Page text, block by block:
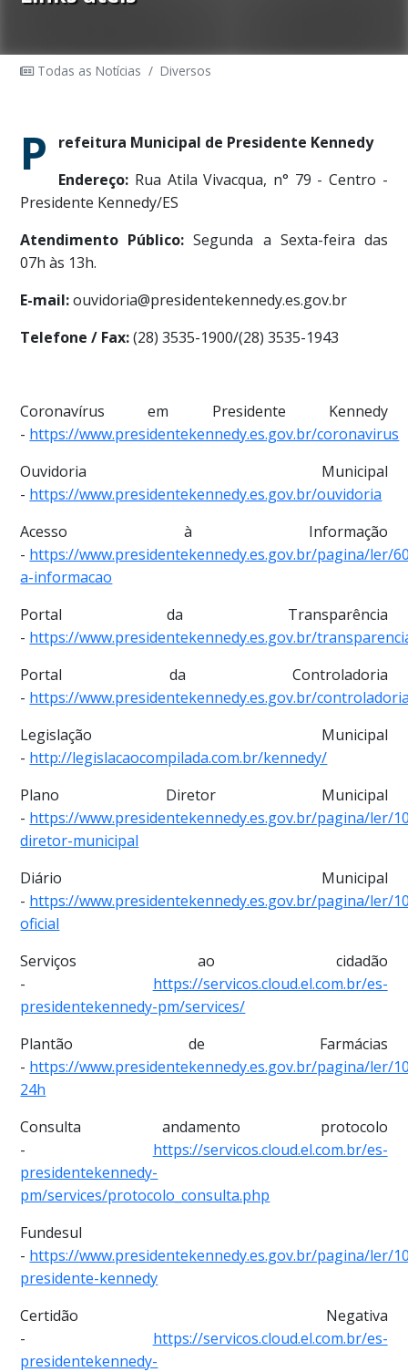
Todas as Notícias / Diversos
P
refeitura Municipal de Presidente Kennedy
Endereço: Rua Atila Vivacqua, n° 79 - Centro -
Presidente Kennedy/ES
Atendimento Público:Segunda a Sexta-feira das
07h às 13h.
E-mail:ouvidoria@presidentekennedy.es.gov.br
Telefone / Fax:(28) 3535-1900/(28) 3535-1943
Coronavírus em Presidente Kennedy
- https://www.presidentekennedy.es.gov.br/coronavirus
Ouvidoria Municipal
- https://www.presidentekennedy.es.gov.br/ouvidoria
Acesso à Informação
- https://www.presidentekennedy.es.gov.br/pagina/ler/
a-informacao
Portal da Transparência
- https://www.presidentekennedy.es.gov.br/
Portal da Controladoria
- https://www.presidentekennedy.es.gov.br/
Legislação Municipal
- http://legislacaocompilada.com.br/kennedy/
Plano Diretor Municipal
- https://www.presidentekennedy.es.gov.br/pagina/ler/
diretor-municipal
Diário Municipal
- https://www.presidentekennedy.es.gov.br/pagina/ler/
oficial
Serviços ao cidadão
- https://servicos.cloud.el.com.br/es-
presidentekennedy-pm/services/
Plantão de Farmácias
- https://www.presidentekennedy.es.gov.br/pagina/ler/
24h
Consulta andamento protocolo
- https://servicos.cloud.el.com.br/es-
presidentekennedy-
pm/services/protocolo_consulta.php
Fundesul
- https://www.presidentekennedy.es.gov.br/pagina/ler/
presidente-kennedy
Certidão Negativa
- https://servicos.cloud.el.com.br/es-
presidentekennedy-